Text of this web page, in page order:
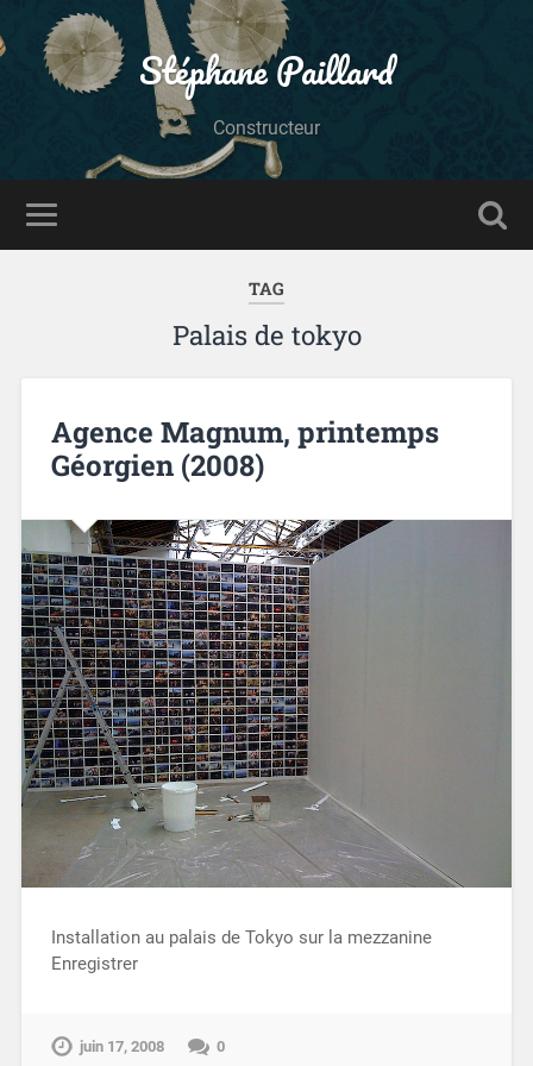
Stéphane Paillard
Constructeur
TAG
Palais de tokyo
Agence Magnum, printemps
Géorgien (2008)
Installation au palais de Tokyo sur la mezzanine
Enregistrer
juin 17, 2008 0